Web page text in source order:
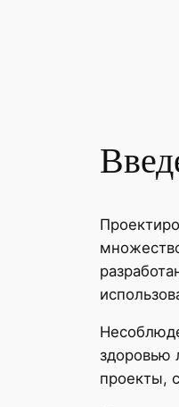
здоровью
проекты,